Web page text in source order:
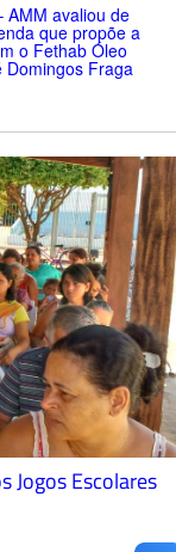
AMM avaliou de
que propõe a
o Fethab Óleo
Domingos Fraga
Jogos Escolares